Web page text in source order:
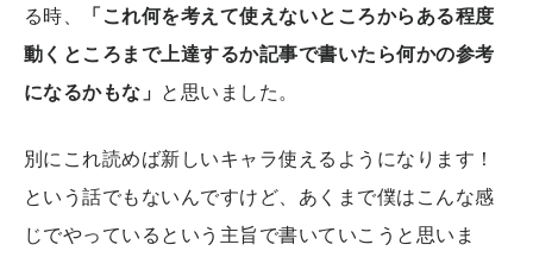
る時、
「これ何を考えて使えないところからある程度
動くところまで上達するか記事で書いたら何かの参考
になるかもな」 と思いました。
別にこれ読めば新しいキャラ使えるようになります！
という話でもないんですけど、あくまで僕はこんな感
じでやっているという主旨で書いていこうと思いま